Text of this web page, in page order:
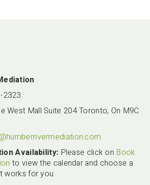
West Mall Suite 204 Toronto, On M9C
Availability: Please click on Book
to view the calendar and choose a
works for you